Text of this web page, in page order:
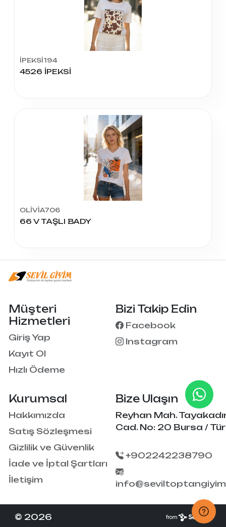
İPEKSİ194
4526 İPEKSİ
OLİVİA706
66 V TAŞLI BADY
Kurumsal
Hakkımızda
Satış Sözleşmesi
Gizlilik ve Güvenlik
İade ve İptal Şartları
İletişim
Müşteri
Hizmetleri
Giriş Yap
Kayıt Ol
Hızlı Ödeme
Bizi Takip Edin
Facebook
Instagram
Bize Ulaşın
Reyhan Mah.
Cad. No: 20 Bursa /
+902242238790
© 2026